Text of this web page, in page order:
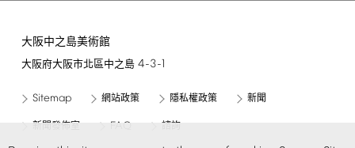
大阪中之島美術館
大阪府大阪市北區中之島 4-3-1
Sitemap 網站政策 隱私權政策 新聞
FAQ